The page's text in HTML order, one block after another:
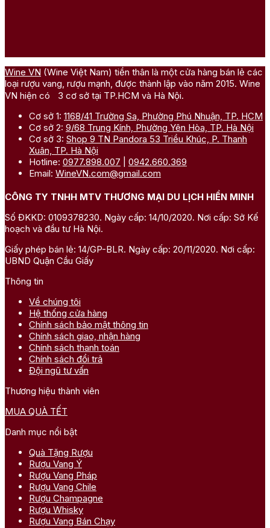
Wine VN (Wine Việt Nam) tiền thân là một cửa hàng bán lẻ các
loại rượu vang, rượu mạnh, được thành lập vào năm 2015. Wine
VN hiện có 3 cơ sở tại TP.HCM và Hà Nội.
Cơ sở 1: 1168/41 Trường Sa, Phường Phú Nhuận, TP. HCM
Cơ sở 2: 9/68 Trung Kính, Phường Yên Hòa, TP. Hà Nội
Cơ sở 3: Shop 9 TN Pandora 53 Triều Khúc, P. Thanh
Xuân, TP. Hà Nội
Hotline: 0977.898.007
0942.660.369
Email: WineVN.com@gmail.com
CÔNG TY TNHH MTV THƯƠNG MẠI DU LỊCH HIỀN MINH
Số ĐKKD: 0109378230. Ngày cấp: 14/10/2020. Nơi cấp: Sở Kế
hoạch và đầu tư Hà Nội.
Giấy phép bán lẻ: 14/GP-BLR. Ngày cấp: 20/11/2020. Nơi cấp:
UBND Quận Cầu Giấy
Thông tin
Về chúng tôi
Hệ thống cửa hàng
Chính sách bảo mật thông tin
Chính sách giao, nhận hàng
Chính sách thanh toán
Chính sách đổi trả
Đội ngũ tư vấn
Thương hiệu thành viên
MUA QUÀ TẾT
Danh mục nổi bật
Quà Tặng Rượu
Rượu Vang Ý
Rượu Vang Pháp
Rượu Vang Chile
Rượu Champagne
Rượu Whisky
Rượu Vang Bán Chạy